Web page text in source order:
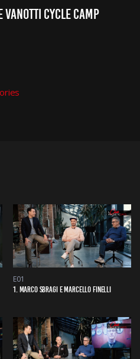
CYCLE CAMP
E01
1. MARCO SBRAGI E MARCELLO FINELLI